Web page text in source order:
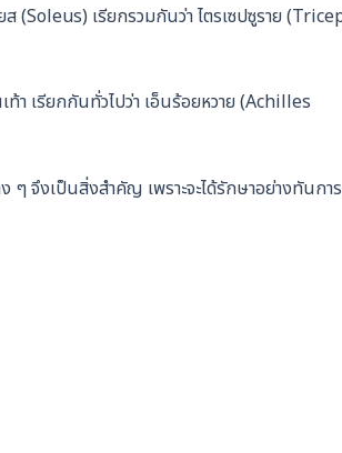
(Soleus) เรียกรวมกันว่า ไตรเซปซูราย
า เรียกกันทั่วไปว่า เอ็นร้อยหวาย (Achilles
ๆ จึงเป็นสิ่งสำคัญ เพราะจะได้รักษาอย่างทันการ